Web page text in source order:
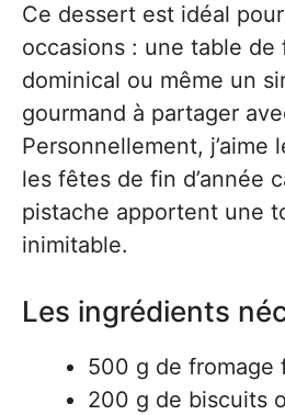
Ce dessert est idéal
occasions : une table
dominical ou même un
gourmand à partager
Personnellement, j’aime
les fêtes de fin d’année
pistache apportent une
inimitable.
Les ingrédients
500 g de fromage
200 g de biscuits